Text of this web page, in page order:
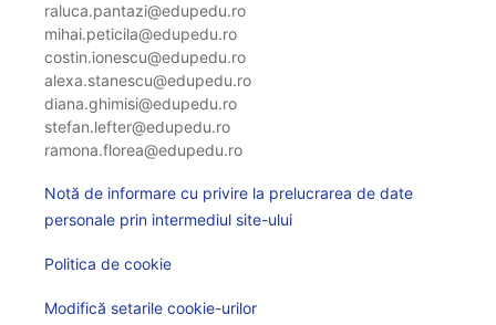
raluca.pantazi@edupedu.ro
mihai.peticila@edupedu.ro
costin.ionescu@edupedu.ro
alexa.stanescu@edupedu.ro
diana.ghimisi@edupedu.ro
stefan.lefter@edupedu.ro
ramona.florea@edupedu.ro
Notă de informare cu privire la prelucrarea de date
personale prin intermediul site-ului
Politica de cookie
Modifică setarile cookie-urilor